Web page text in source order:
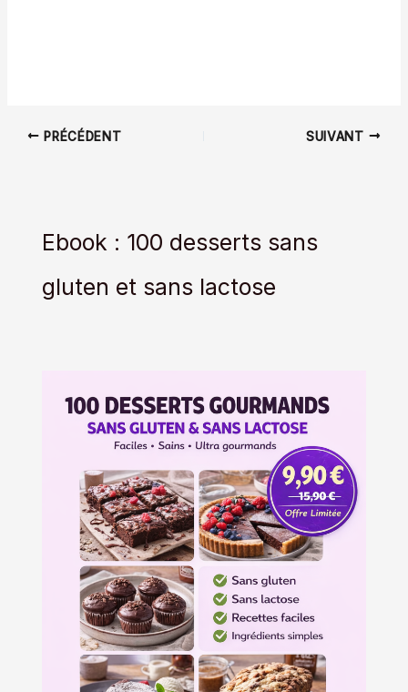
PRÉCÉDENT SUIVANT
Ebook : 100 desserts sans
gluten et sans lactose